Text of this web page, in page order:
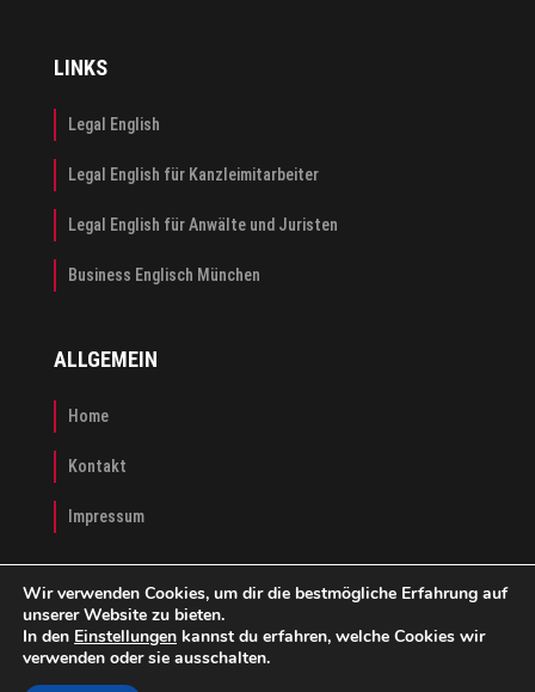
LINKS
Legal English
Legal English für Kanzleimitarbeiter
Legal English für Anwälte und Juristen
Business Englisch München
ALLGEMEIN
Home
Kontakt
Impressum
Wir verwenden Cookies, um dir die bestmögliche Erfahrung auf
unserer Website zu bieten.
In den Einstellungen kannst du erfahren, welche Cookies wir
verwenden oder sie ausschalten.